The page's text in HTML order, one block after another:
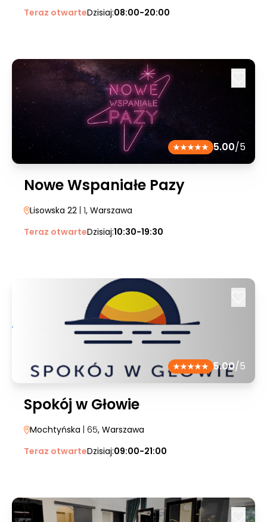
Teraz otwarteDzisiaj:08:00-20:00
5.00/5
Nowe Wspaniałe Pazy
Lisowska 22 | 1, Warszawa
Teraz otwarteDzisiaj:10:30-19:30
5.00/5
Spokój w Głowie
Mochtyńska | 65, Warszawa
Teraz otwarteDzisiaj:09:00-21:00